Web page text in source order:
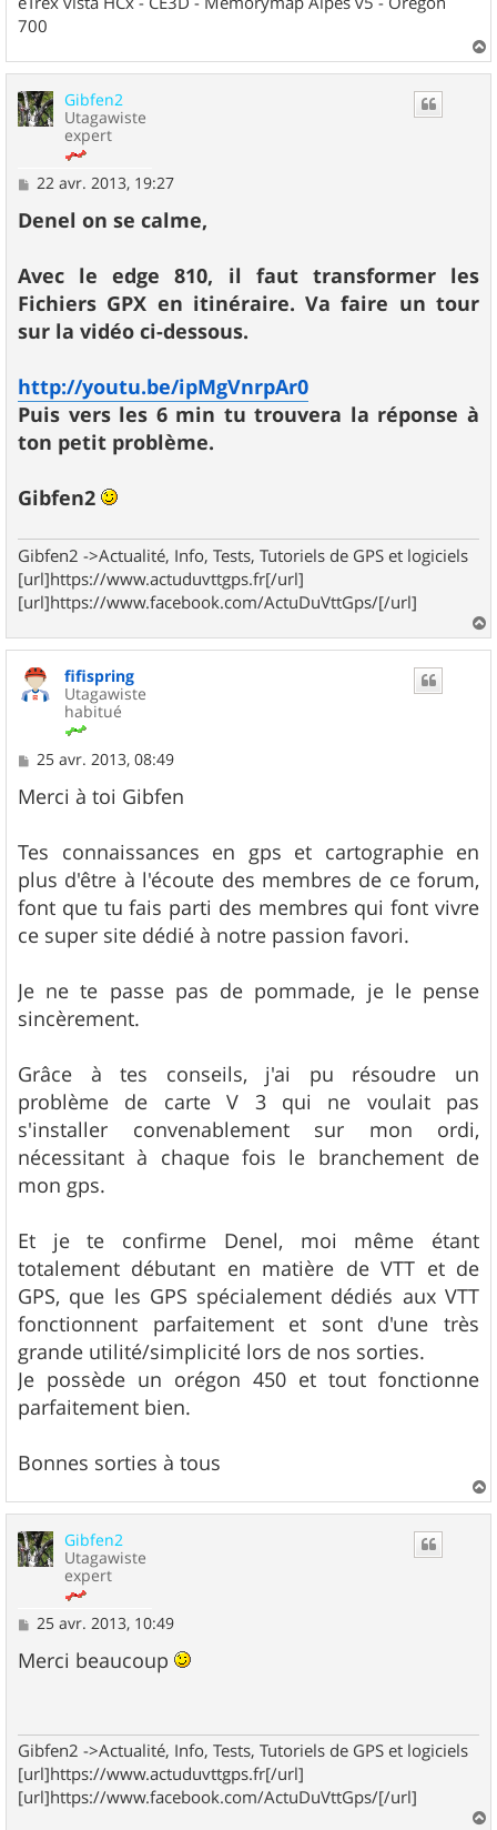
700
a
Gibfen2
Utagawiste
expert
M
s
s
g
e
22 avr. 2013, 19:27
Denel on se calme,
Avec le edge 810, il faut transformer les
Fichiers GPX en itinéraire. Va faire un tour
sur la vidéo ci-dessous.
http://youtu.be/ipMgVnrpAr0
Puis vers les 6 min tu trouvera la réponse à
ton petit problème.
Gibfen2
Gibfen2 ->Actualité, Info, Tests, Tutoriels de GPS et logiciels
[url]https://www.actuduvttgps.fr[/url]
[url]https://www.facebook.com/ActuDuVttGps/[/url]
a
u
fifispring
Utagawiste
habitué
M
s
s
g
e
25 avr. 2013, 08:49
Merci à toi Gibfen
Tes connaissances en gps et cartographie en
plus d'être à l'écoute des membres de ce forum,
font que tu fais parti des membres qui font vivre
ce super site dédié à notre passion favori.
Je ne te passe pas de pommade, je le pense
sincèrement.
Grâce à tes conseils, j'ai pu résoudre un
problème de carte V 3 qui ne voulait pas
s'installer convenablement sur mon ordi,
nécessitant à chaque fois le branchement de
mon gps.
Et je te confirme Denel, moi même étant
totalement débutant en matière de VTT et de
GPS, que les GPS spécialement dédiés aux VTT
fonctionnent parfaitement et sont d'une très
grande utilité/simplicité lors de nos sorties.
Je possède un orégon 450 et tout fonctionne
parfaitement bien.
Bonnes sorties à tous
a
Gibfen2
Utagawiste
expert
M
s
s
25 avr. 2013, 10:49
Merci beaucoup
Gibfen2 ->Actualité, Info, Tests, Tutoriels de GPS et logiciels
[url]https://www.actuduvttgps.fr[/url]
[url]https://www.facebook.com/ActuDuVttGps/[/url]